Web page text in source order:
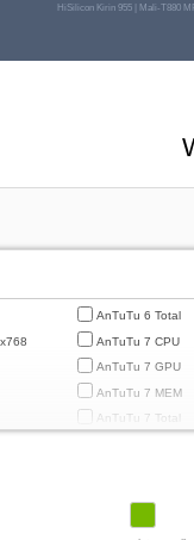
HiSilicon Kirin 955 | Mali-T880
AnTuTu 6 Total
AnTuTu 7 CPU
AnTuTu 7 GPU
AnTuTu 7 MEM
AnTuTu 7 Total